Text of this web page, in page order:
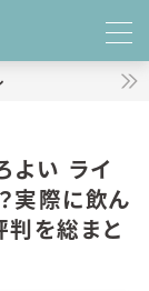
よい ライ
実際に飲ん
判を総まと